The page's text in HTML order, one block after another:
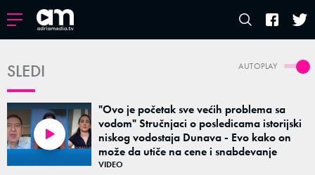
AUTOPLAY
SLEDI
"Ovo je početak sve većih problema sa
vodom" Stručnjaci o posledicama istorijski
niskog vodostaja Dunava - Evo kako on
može da utiče na cene i snabdevanje
VIDEO